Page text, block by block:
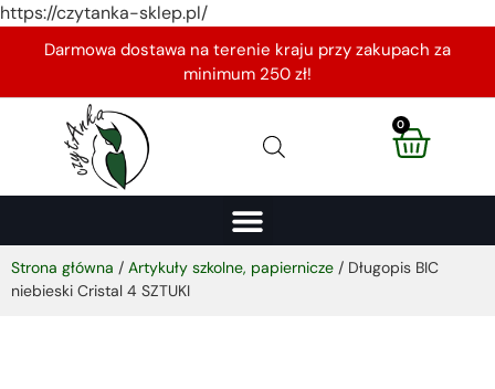
https://czytanka-sklep.pl/
Darmowa dostawa na terenie kraju przy zakupach za
minimum 250 zł!
0
Strona główna / Artykuły szkolne, papiernicze / Długopis BIC
niebieski Cristal 4 SZTUKI